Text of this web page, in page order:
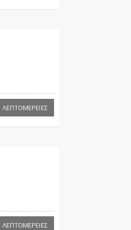
ΛΕΠΤΟΜΕΡΕΙΕΣ
ΛΕΠΤΟΜΕΡΕΙΕΣ